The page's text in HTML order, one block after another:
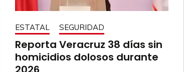
ESTATAL SEGURIDAD
Reporta Veracruz 38 días sin
homicidios dolosos durante